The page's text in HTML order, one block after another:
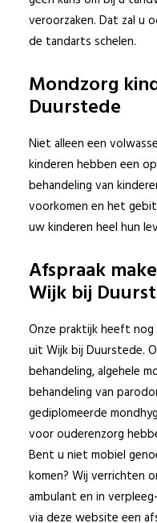
veroorzaken. Dat zal u
de tandarts schelen.
Mondzorg
Duurstede
Niet alleen een
kinderen hebben een
behandeling van
voorkomen en het
uw kinderen heel hun
Afspraak
Wijk bij
Onze praktijk heeft
uit Wijk bij Duurstede.
behandeling, algehele
behandeling van
gediplomeerde
voor ouderenzorg
Bent u niet mobiel
komen? Wij verrichten
ambulant en in
via deze website een